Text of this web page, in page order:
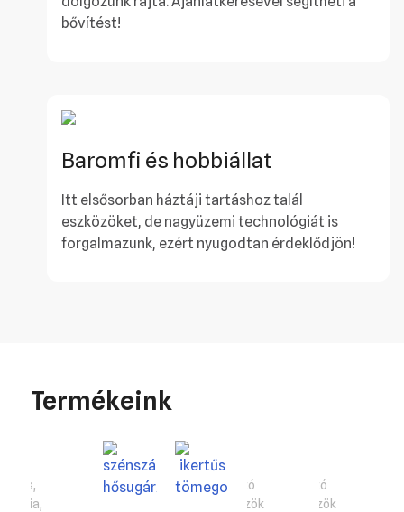
bővítést!
Baromfi és hobbiállat
Itt elsősorban háztáji tartáshoz talál
eszközöket, de nagyüzemi technológiát is
forgalmazunk, ezért nyugodtan érdeklődjön!
Termékeink
,
,
Tisztító
eszközök
Tisztító
eszközök